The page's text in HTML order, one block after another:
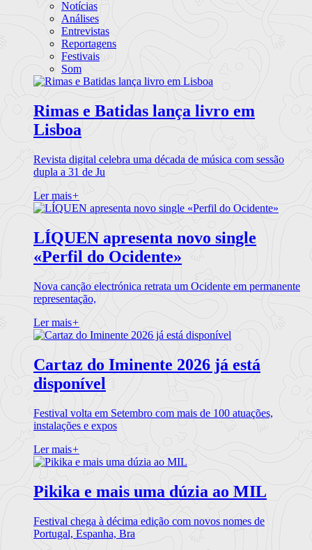
Notícias
Análises
Entrevistas
Reportagens
Festivais
Som
Rimas e Batidas lança livro em
Lisboa
Revista digital celebra uma década de música com sessão
dupla a 31 de Ju
Ler mais+
LÍQUEN apresenta novo single
«Perfil do Ocidente»
Nova canção electrónica retrata um Ocidente em permanente
representação,
Ler mais+
Cartaz do Iminente 2026 já está
disponível
Festival volta em Setembro com mais de 100 atuações,
instalações e expos
Ler mais+
Pikika e mais uma dúzia ao MIL
Festival chega à décima edição com novos nomes de
Portugal, Espanha, Bra